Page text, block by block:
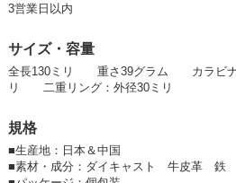
3営業日以内
サイズ・容量
全長130ミリ 重さ39グラム カラビナ
リ 二重リング：外径30ミリ
規格
■生産地：日本＆中国
■素材・成分：ダイキャスト 牛皮革 鉄